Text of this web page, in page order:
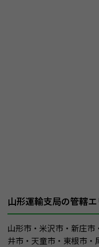
山形運輸支局の管轄
山形市・米沢市・新庄
井市・天童市・東根市